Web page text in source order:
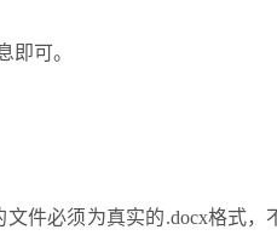
即可。
件必须为真实的.docx格式，